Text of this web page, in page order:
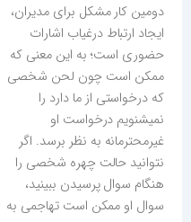
دومین کار مشکل برای مدیران،
ایجاد ارتباط درغیاب اشارات
حضوری است؛ به این معنی که
ممکن است چون لحن شخصی
که درخواستی از ما دارد را
نمیشنویم درخواست او
غیرمحترمانه به نظر برسد. اگر
نتوانید حالت چهره شخصی را
هنگام سوال پرسیدن ببینید،
سوال او ممکن است تهاجمی به